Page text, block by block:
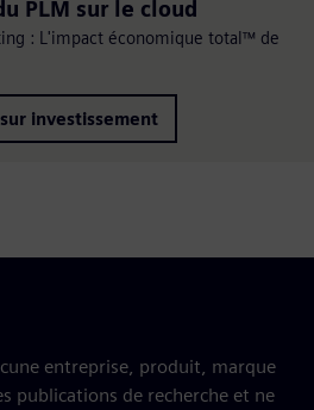
PLM sur le cloud
: L'impact économique total™ de
investissement
entreprise, produit, marque
publications de recherche et ne